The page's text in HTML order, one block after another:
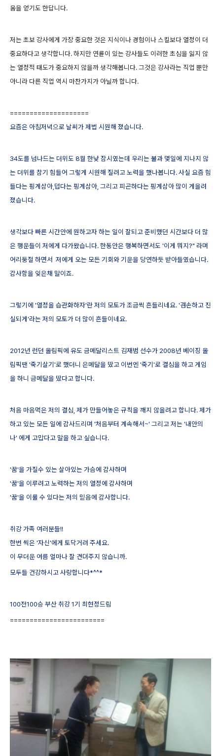
움을 얻기도 한답니다.
저는 초보 강사에게 가장 중요한 것은 지식이나 경험이나 스킬보다 열정이 더
중요하다고 생각합니다. 하지만 연륜이 있는 강사들도 이러한 초심을 잃지 않
는 열정적 태도가 중요하지 않을까 생각해봅니다. 그것은 강사라는 직업 뿐만
아니라 다른 직업 역시 마찬가지가 아닐까 합니다.
====================
요즘은 아침저녁으로 날씨가 제법 시원해 졌습니다.
34도를 넘나드는 더위도 8월 한낮 잠시였는데 우리는 불과 몇일에 지나지 않
는 더위를 참기 힘들어 그렇게 시원해 질려고 노력을 했나봅니다.사실 요즘 힘
들다는 핑계삼아,덥다는 핑계삼아, 그리고 피곤하다는 핑계삼아 많이 게을려
졌습니다.
생각보다 빠른 시간안에 원하고자 하는 일이 잘되고 준비했던 시간보다 더 많
은 행운들이 저에게 다가왔습니다.한동안은 행복하면서도 '이게 뭐지?" 라며
어리둥절 하면서 저에게 오는 모든 기회와 기운을 당연하듯 받아들였습니다.
감사함을 잊은채 말이죠.
그렇기에 '열정을 습관화하자'란 저의 모토가 조금씩 흔들리네요.'겸손하고 진
실되게'라는 저의 모토가 더 많이 흔들이네요.
2012년 런던 올림픽에 유도 금메달리스트 김재범 선수가 2008년 베이징 올
림픽땐 '죽기살기'로 했더니 은메달을 땄고 이번엔 '죽기'로 결심을 하고 게임
을 하니 금메달을 땄다고 합니다.
처음 마음먹은 저의 결심, 제가 만들어놓은 규칙을 깨지 않을려고 합니다.제가
하고 있는 모든 일에 감사드리며 '처음부터 계속해서~' 그리고 저는 '내안의
나' 에게 고맙다고 말을 하고 싶습니다.
'꿈'을 가질수 있는 살아있는 가슴에 감사하며
'꿈'을 이루려고 노력하는 저의 열정에 감사하며
'꿈'을 이룰 수 있다는 저의 믿음에 감사합니다.
취강 가족 여러분들!!
한번 씩은 '자신'에게 토닥거려 주세요.
이 무더운 여름 얼마나 잘 견뎌주지 않습니까.
모두들 건강하시고 사랑합니다*^^*
100전100승 부산 취강 1기 최현정드림
========================